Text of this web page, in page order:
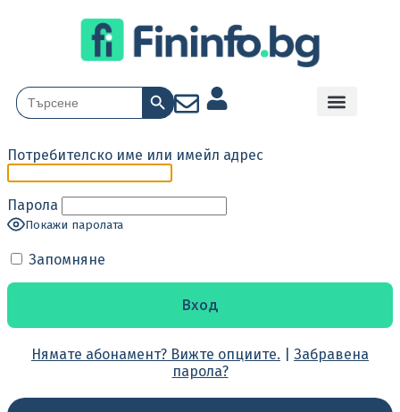
Search
for:
Search Button
Потребителско име или имейл адрес
Парола
Покажи паролата
Запомняне
Нямате абонамент? Вижте опциите.
Забравена
парола?